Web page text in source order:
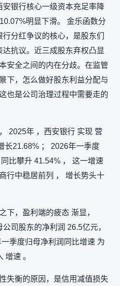
安银行核心一级资本充足率降
明显下滑。 金乐函数分
分红争议的核心，是股东们
抗议。近三成股东弃权凸显
安全之间的内在分歧。在监管
下，怎么做好股东利益分配与
也是公司治理过程中需要走的
2025年 ，西安银行 实现 营
长21.68% ； 2026年一季度
比攀升 41.54% ， 这一增速
行中稳居前列 ， 增长势头十
下，盈利端的疲态 渐显，
司股东的净利润 26.5亿元，
季度归母净利润同比增速 为
增速 。
失衡的原因，是信用减值损失